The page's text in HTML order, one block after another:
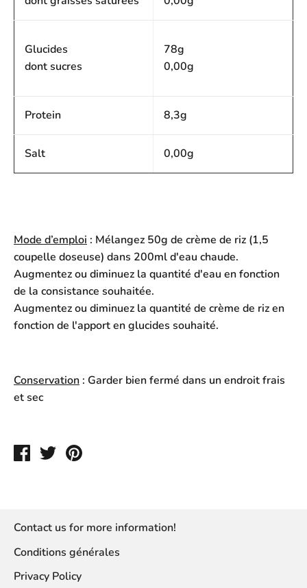
Glucides
dont sucres
78g
0,00g
Protein 8,3g
Salt 0,00g
Mode d’emploi : Mélangez 50g de crème de riz (1,5
coupelle doseuse) dans 200ml d'eau chaude.
Augmentez ou diminuez la quantité d'eau en fonction
de la consistance souhaitée.
Augmentez ou diminuez la quantité de crème de riz en
fonction de l'apport en glucides souhaité.
Conservation : Garder bien fermé dans un endroit frais
et sec
Share
TweetPin
Contact us for more information!
Conditions générales
Privacy Policy